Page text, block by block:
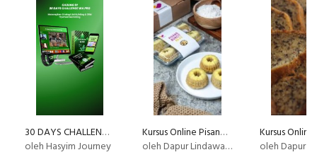
30 DAYS CHALLENGE WA PRO - DAPATKAN RIBUAN PROSPEK DAN CUSTOMER LOYAL DALAM SEBULAN
oleh Hasyim Journey
Kursus Online Pisang Buncit Dapur Lindawaty PU
oleh Dapur Lindawaty
oleh Dapur